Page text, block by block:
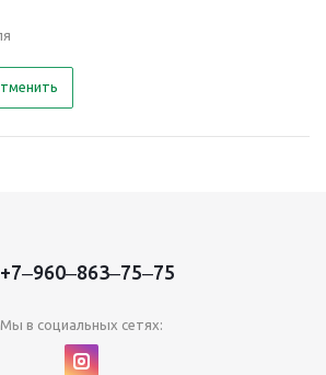
+7‒960‒863‒75‒75
Мы в социальных сетях: